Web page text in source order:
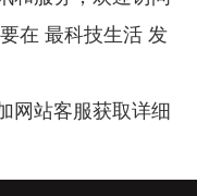
在 最科技生活 发
网站客服获取详细